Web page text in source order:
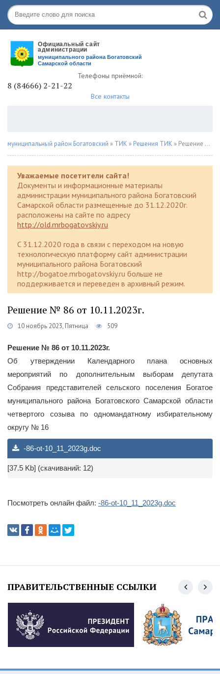
Телефоны приёмной:
8 (84666) 2-21-22
Все контакты
муниципальный район Богатовский » ТИК » Решения ТИК » Решение № 86 от 10.11.2023г.
Уважаемые посетители сайта!
Документы и информационные материалы
администрации муниципального района Богатовский
Самарской области размещенные до 31.12.2020г.
расположены на сайте по адресу
http://old.mrbogatovskiy.ru
C 31.12.2020 года в связи с переходом на новую
технологическую платформу сайт администрации
муниципального района Богатовский
http://bogatoe.mrbogatovskiy.ru больше не
поддерживается и переведен в архивный режим.
Решение № 86 от 10.11.2023г.
10 ноябрь 2023, Пятница 509
Решение № 86 от 10.11.2023г.
Об утверждении Календарного плана основных
мероприятий по дополнительным выборам депутата
Собрания представителей сельского поселения Богатое
муниципального района Богатовского Самарской области
четвертого созыва по одномандатному избирательному
округу № 16
-86-ot-10_11_2023g.doc
[37.5 Kb] (cкачиваний: 12)
Посмотреть онлайн файл: -86-ot-10_11_2023g.doc
ПРАВИТЕЛЬСТВЕННЫЕ ССЫЛКИ